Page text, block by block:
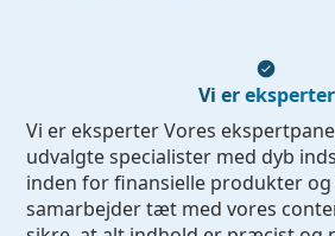
Vi er eksperter
Vi er eksperter Vores
udvalgte specialister med dyb
inden for finansielle produkter og
samarbejder tæt med vores